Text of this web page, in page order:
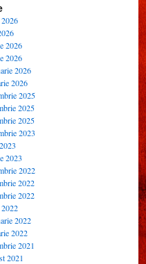
2026
2026
2026
2026
2025
2025
2025
2023
2023
2022
2022
2022
2022
2022
2021
2021